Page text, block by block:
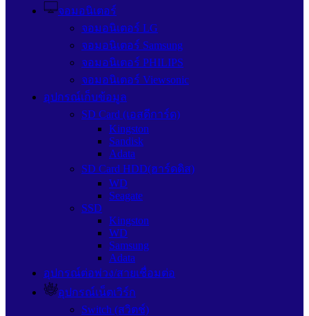
จอมอนิเตอร์
จอมอนิเตอร์ LG
จอมอนิเตอร์ Samsung
จอมอนิเตอร์ PHILIPS
จอมอนิเตอร์ Viewsonic
อุปกรณ์เก็บข้อมูล
SD Card (เอสดีการ์ด)
Kingston
Sandisk
Adata
SD Card HDD(ฮาร์ดดิส)
WD
Seagate
SSD
Kingston
WD
Samsung
Adata
อุปกรณ์ต่อพ่วง/สายเชื่อมต่อ
อุปกรณ์เน็ตเวิร์ก
Switch (สวิตช์)